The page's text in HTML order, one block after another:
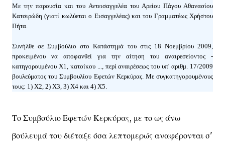
Με την παρουσία και του Αντεισαγγελέα του Αρείου Πάγου Αθανασίου
Κατσιρώδη (γιατί κωλύεται ο Εισαγγελέας) και του Γραμματέως Χρήστου
Πήτα.
Συνήλθε σε Συμβούλιο στο Κατάστημά του στις 18 Νοεμβρίου 2009,
προκειμένου να αποφανθεί για την αίτηση του αναιρεσείοντος -
κατηγορουμένου Χ1, κατοίκου ..., περί αναιρέσεως του υπ' αριθμ. 17/2009
βουλεύματος του Συμβουλίου Εφετών Κερκύρας. Με συγκατηγορουμένους
τους: 1) Χ2, 2) Χ3, 3) Χ4 και 4) Χ5.
Το Συμβούλιο Εφετών Κερκύρας, με το ως άνω
βούλευμά του διέταξε όσα λεπτομερώς αναφέρονται σ'